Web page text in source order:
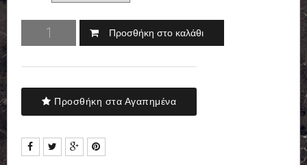
Προσθήκη στο καλάθι
Προσθήκη στα Αγαπημένα